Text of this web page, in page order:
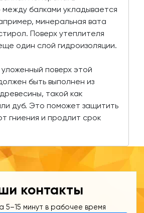
балками укладывается
минеральная вата
Поверх утеплителя
один слой гидроизоляции.
поверх этой
быть выполнен из
такой как
дуб. Это поможет защитить
гниения и продлит срок
контакты
5–15 минут в рабочее время